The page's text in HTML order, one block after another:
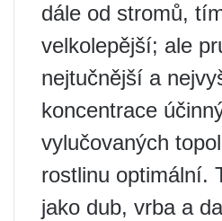
dále od stromů,
velkolepější; ale
nejtučnější a
koncentrace
vylučovaných
rostlinu optimální.
jako dub, vrba a